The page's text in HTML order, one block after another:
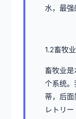
水，最强
1.2畜牧业
畜牧业
个系统
蒂，后面
レトリ